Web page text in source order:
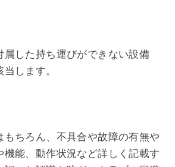
属した持ち運びができない設備
します。
もちろん、不具合や故障の有無や
機能、動作状況など詳しく記載す